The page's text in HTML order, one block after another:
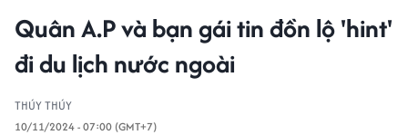
Quân A.P và bạn gái tin đồn lộ 'hint'
đi du lịch nước ngoài
THÚY THÚY
10/11/2024 - 07:00 (GMT+7)